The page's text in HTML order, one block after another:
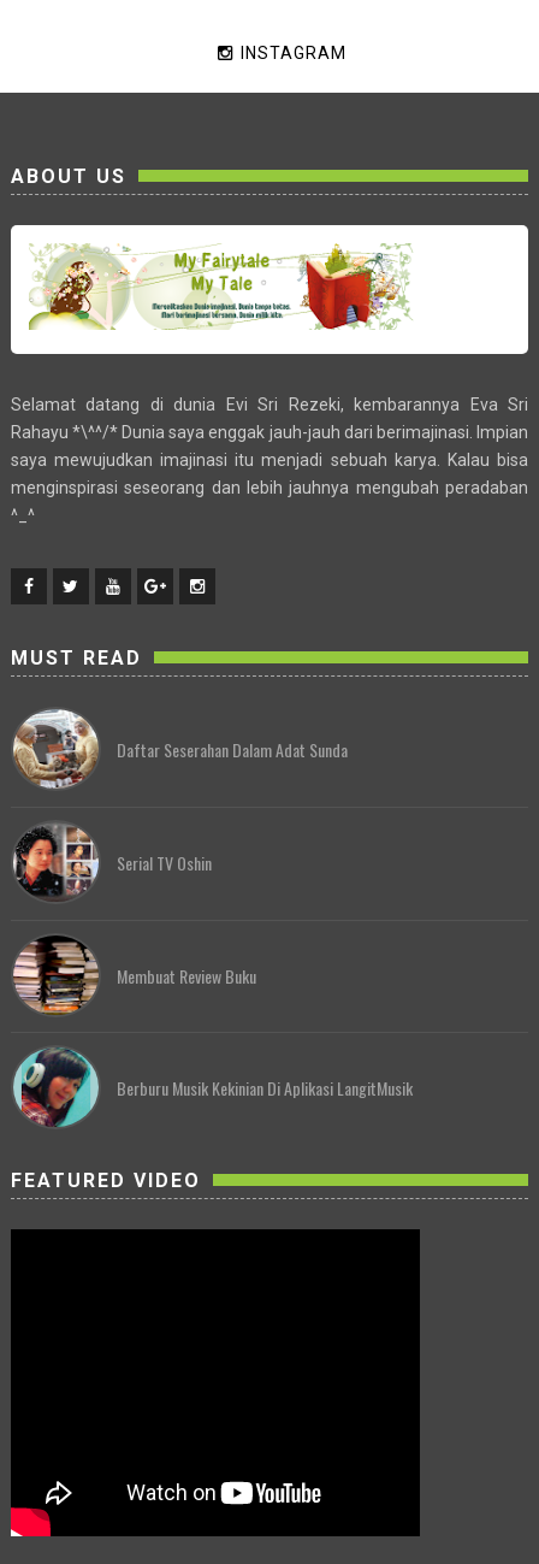
INSTAGRAM
ABOUT US
Selamat datang di dunia Evi Sri Rezeki, kembarannya Eva Sri
Rahayu *\^^/* Dunia saya enggak jauh-jauh dari berimajinasi. Impian
saya mewujudkan imajinasi itu menjadi sebuah karya. Kalau bisa
menginspirasi seseorang dan lebih jauhnya mengubah peradaban
^_^
MUST READ
Daftar Seserahan Dalam Adat Sunda
Serial TV Oshin
Membuat Review Buku
Berburu Musik Kekinian Di Aplikasi LangitMusik
FEATURED VIDEO